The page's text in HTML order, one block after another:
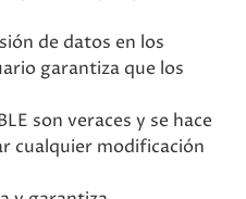
de datos en los
garantiza que los
son veraces y se hace
cualquier modificación